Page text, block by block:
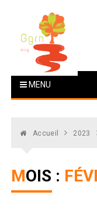
content
Ggrn-fr
Votre blog à tout faire
MENU
Accueil 2023
MOIS :